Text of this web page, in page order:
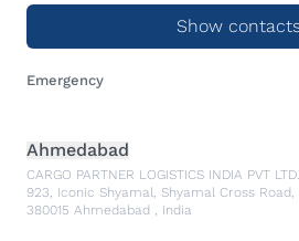
Show
Emergency
Ahmedabad
CARGO PARTNER LOGISTICS INDIA PVT LTD.
923, Iconic Shyamal, Shyamal Cross
380015 Ahmedabad , India